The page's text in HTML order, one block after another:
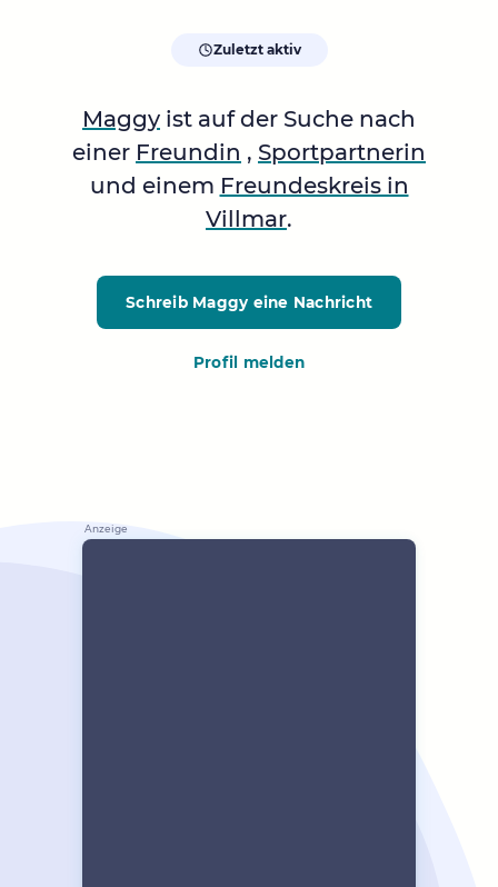
Zuletzt aktiv
Maggy ist auf der Suche nach
einer Freundin , Sportpartnerin
und einem Freundeskreis in
Villmar.
Schreib Maggy eine Nachricht
Profil melden